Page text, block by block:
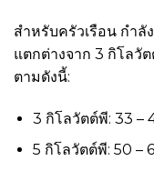
สำหรับครัวเรือน กำลั
แตกต่างจาก 3 กิโลวั
ตามดังนี้:
3 กิโลวัตต์พี: 33 –
5 กิโลวัตต์พี: 50 –